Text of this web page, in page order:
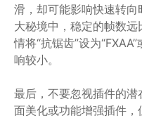
滑，却可能影响快速转
大秘境中，稳定的帧数
情将“抗锯齿”设为
响较小。
最后，不要忽视插件的
面美化或功能增强插件